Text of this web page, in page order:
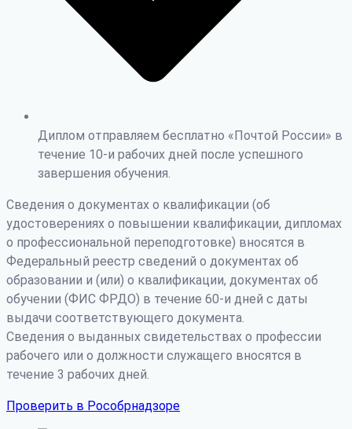
Диплом отправляем бесплатно «Почтой России» в
течение 10-и рабочих дней после успешного
завершения обучения.
Сведения о документах о квалификации (об
удостоверениях о повышении квалификации, дипломах
о профессиональной переподготовке) вносятся в
Федеральный реестр сведений о документах об
образовании и (или) о квалификации, документах об
обучении (ФИС ФРДО) в течение 60-и дней с даты
выдачи соответствующего документа.
Сведения о выданных свидетельствах о профессии
рабочего или о должности служащего вносятся в
течение 3 рабочих дней.
Проверить в Рособрнадзоре